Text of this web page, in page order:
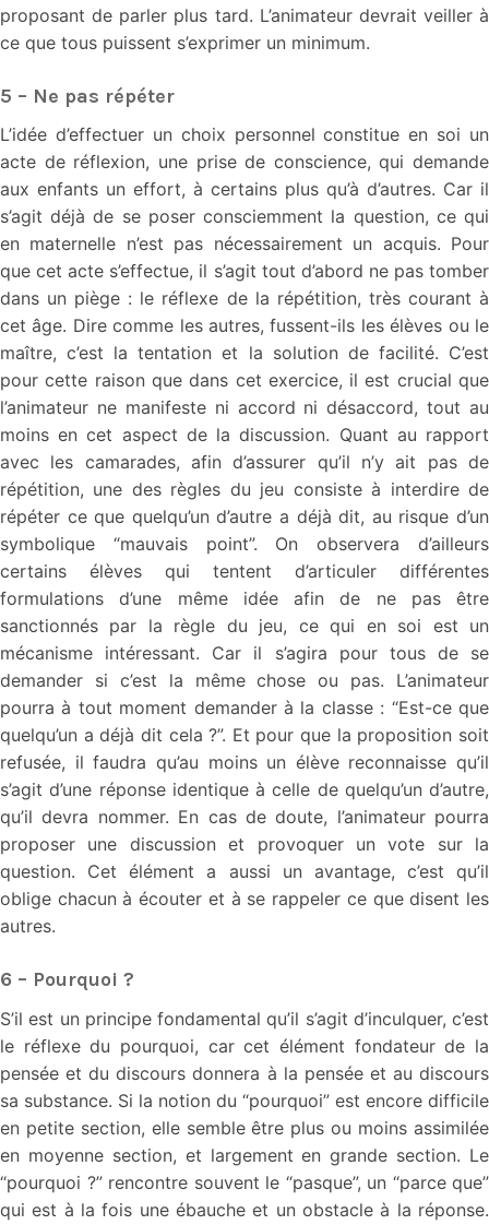
proposant de parler plus tard. L’animateur devrait veiller à
ce que tous puissent s’exprimer un minimum.
5 – Ne pas répéter
L’idée d’effectuer un choix personnel constitue en soi un
acte de réflexion, une prise de conscience, qui demande
aux enfants un effort, à certains plus qu’à d’autres. Car il
s’agit déjà de se poser consciemment la question, ce qui
en maternelle n’est pas nécessairement un acquis. Pour
que cet acte s’effectue, il s’agit tout d’abord ne pas tomber
dans un piège : le réflexe de la répétition, très courant à
cet âge. Dire comme les autres, fussent-ils les élèves ou le
maître, c’est la tentation et la solution de facilité. C’est
pour cette raison que dans cet exercice, il est crucial que
l’animateur ne manifeste ni accord ni désaccord, tout au
moins en cet aspect de la discussion. Quant au rapport
avec les camarades, afin d’assurer qu’il n’y ait pas de
répétition, une des règles du jeu consiste à interdire de
répéter ce que quelqu’un d’autre a déjà dit, au risque d’un
symbolique “mauvais point”. On observera d’ailleurs
certains élèves qui tentent d’articuler différentes
formulations d’une même idée afin de ne pas être
sanctionnés par la règle du jeu, ce qui en soi est un
mécanisme intéressant. Car il s’agira pour tous de se
demander si c’est la même chose ou pas. L’animateur
pourra à tout moment demander à la classe : “Est-ce que
quelqu’un a déjà dit cela ?”. Et pour que la proposition soit
refusée, il faudra qu’au moins un élève reconnaisse qu’il
s’agit d’une réponse identique à celle de quelqu’un d’autre,
qu’il devra nommer. En cas de doute, l’animateur pourra
proposer une discussion et provoquer un vote sur la
question. Cet élément a aussi un avantage, c’est qu’il
oblige chacun à écouter et à se rappeler ce que disent les
autres.
6 – Pourquoi ?
S’il est un principe fondamental qu’il s’agit d’inculquer, c’est
le réflexe du pourquoi, car cet élément fondateur de la
pensée et du discours donnera à la pensée et au discours
sa substance. Si la notion du “pourquoi” est encore difficile
en petite section, elle semble être plus ou moins assimilée
en moyenne section, et largement en grande section. Le
“pourquoi ?” rencontre souvent le “pasque”, un “parce que”
qui est à la fois une ébauche et un obstacle à la réponse.